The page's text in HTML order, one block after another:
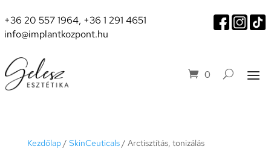
+36 20 557 1964, +36 1 291 4651
info@implantkozpont.hu
0
Kezdőlap/ SkinCeuticals/ Arctisztítás, tonizálás